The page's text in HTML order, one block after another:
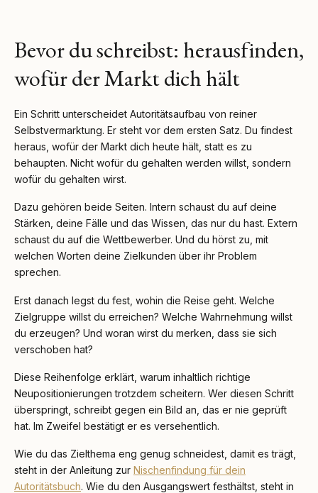
Bevor du schreibst: herausfinden,
wofür der Markt dich hält
Ein Schritt unterscheidet Autoritätsaufbau von reiner
Selbstvermarktung. Er steht vor dem ersten Satz. Du findest
heraus, wofür der Markt dich heute hält, statt es zu
behaupten. Nicht wofür du gehalten werden willst, sondern
wofür du gehalten wirst.
Dazu gehören beide Seiten. Intern schaust du auf deine
Stärken, deine Fälle und das Wissen, das nur du hast. Extern
schaust du auf die Wettbewerber. Und du hörst zu, mit
welchen Worten deine Zielkunden über ihr Problem
sprechen.
Erst danach legst du fest, wohin die Reise geht. Welche
Zielgruppe willst du erreichen? Welche Wahrnehmung willst
du erzeugen? Und woran wirst du merken, dass sie sich
verschoben hat?
Diese Reihenfolge erklärt, warum inhaltlich richtige
Neupositionierungen trotzdem scheitern. Wer diesen Schritt
überspringt, schreibt gegen ein Bild an, das er nie geprüft
hat. Im Zweifel bestätigt er es versehentlich.
Wie du das Zielthema eng genug schneidest, damit es trägt,
steht in der Anleitung zur Nischenfindung für dein
Autoritätsbuch. Wie du den Ausgangswert festhältst, steht in